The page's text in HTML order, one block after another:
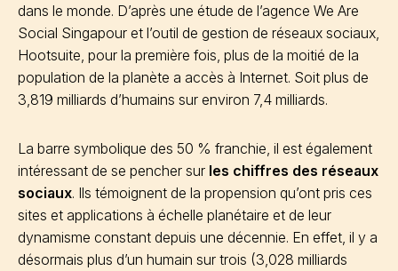
dans le monde. D’après une étude de l’agence We Are
Social Singapour et l’outil de gestion de réseaux sociaux,
Hootsuite, pour la première fois, plus de la moitié de la
population de la planète a accès à Internet. Soit plus de
3,819 milliards d’humains sur environ 7,4 milliards.
La barre symbolique des 50 % franchie, il est également
intéressant de se pencher sur les chiffres des réseaux
sociaux. Ils témoignent de la propension qu’ont pris ces
sites et applications à échelle planétaire et de leur
dynamisme constant depuis une décennie. En effet, il y a
désormais plus d’un humain sur trois (3,028 milliards